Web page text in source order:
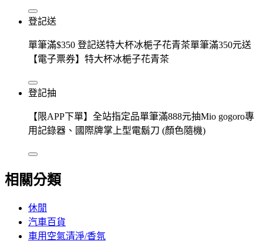
登記送
單筆滿$350 登記送特大杯冰梔子花青茶單筆滿350元送
【電子票券】特大杯冰梔子花青茶
登記抽
【限APP下單】全站指定品單筆滿888元抽Mio gogoro專
用記錄器、國際牌掌上型電鬍刀 (顏色隨機)
相關分類
休閒
汽車百貨
車用空氣清淨/香氛